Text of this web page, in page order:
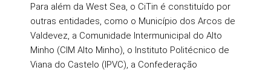
Para além da West Sea, o CiTin é constituído por
outras entidades, como o Município dos Arcos de
Valdevez, a Comunidade Intermunicipal do Alto
Minho (CIM Alto Minho), o Instituto Politécnico de
Viana do Castelo (IPVC), a Confederação